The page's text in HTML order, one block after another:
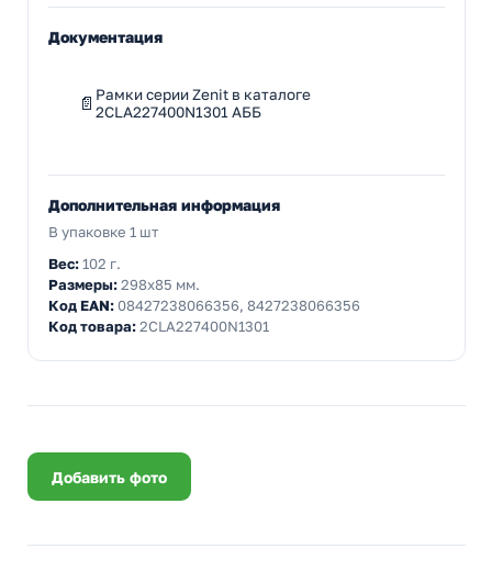
Документация
Рамки серии Zenit в каталоге
2CLA227400N1301 АББ
Дополнительная информация
В упаковке 1 шт
Вес:102 г.
Размеры:298x85 мм.
Код EAN:08427238066356, 8427238066356
Код товара:2CLA227400N1301
Добавить фото